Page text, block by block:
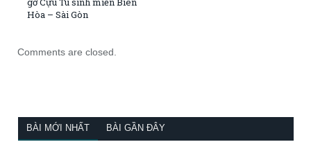
Hòa – Sài Gòn
Comments are closed.
BÀI MỚI NHẤT BÀI GẦN ĐÂY